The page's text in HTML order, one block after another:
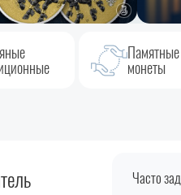
Памятные
монеты
Часто